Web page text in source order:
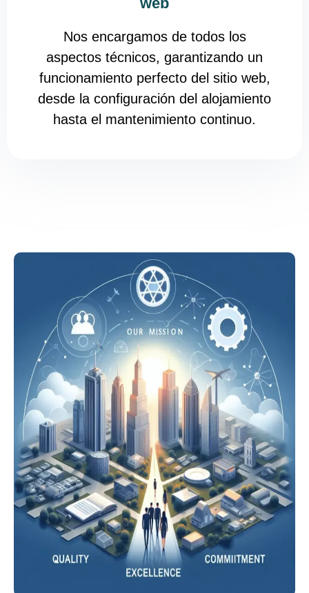
Nos encargamos de todos los
aspectos técnicos, garantizando un
funcionamiento perfecto del sitio web,
desde la configuración del alojamiento
hasta el mantenimiento continuo.